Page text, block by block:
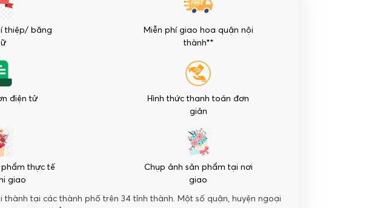
thiệp/ băng
Miễn phí giao hoa quận nội
thành**
điện tử
Hình thức thanh toán đơn
giản
phẩm thực tế
giao
Chụp ảnh sản phẩm tại nơi
giao
thành tại các thành phố trên 34 tỉnh thành. Một số quận, huyện ngoại